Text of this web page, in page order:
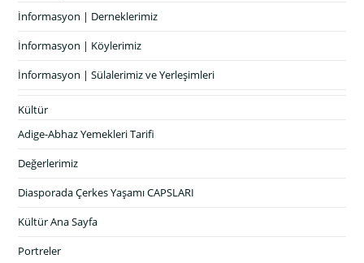
İnformasyon | Derneklerimiz
İnformasyon | Köylerimiz
İnformasyon | Sülalerimiz ve Yerleşimleri
Kültür
Adige-Abhaz Yemekleri Tarifi
Değerlerimiz
Diasporada Çerkes Yaşamı CAPSLARI
Kültür Ana Sayfa
Portreler